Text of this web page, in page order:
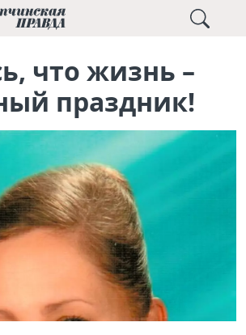
что жизнь –
праздник!